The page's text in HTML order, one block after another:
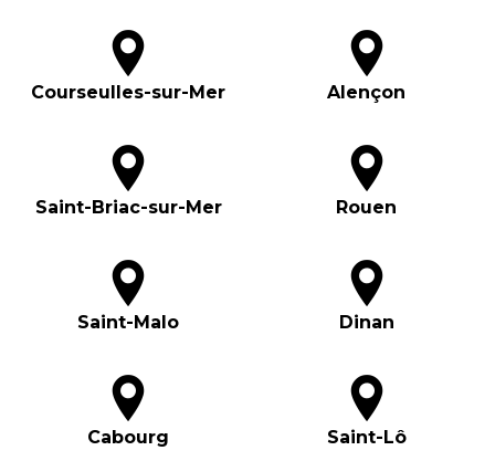
Courseulles-sur-Mer Alençon
Saint-Briac-sur-Mer Rouen
Saint-Malo Dinan
Cabourg Saint-Lô